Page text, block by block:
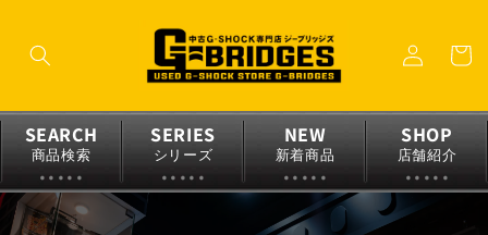
進む
グ
イ
ー
SEARCH
商品検索
SERIES
シリーズ
NEW
新着商品
SHOP
店舗紹介